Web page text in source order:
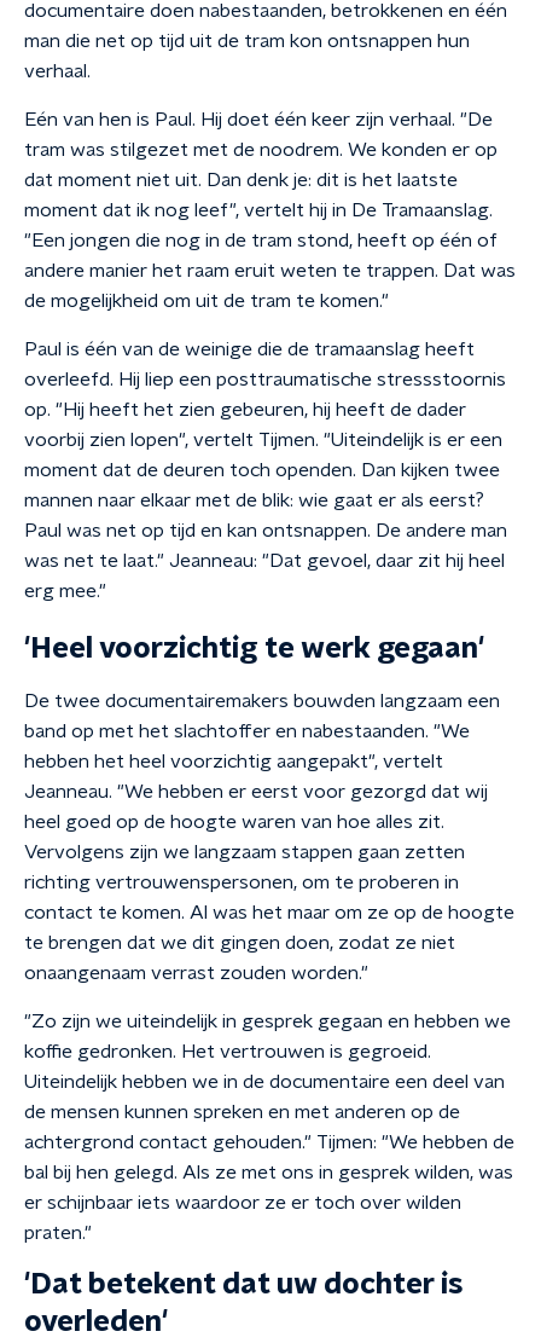
documentaire doen nabestaanden, betrokkenen en één
man die net op tijd uit de tram kon ontsnappen hun
verhaal.
Eén van hen is Paul. Hij doet één keer zijn verhaal. "De
tram was stilgezet met de noodrem. We konden er op
dat moment niet uit. Dan denk je: dit is het laatste
moment dat ik nog leef", vertelt hij in De Tramaanslag.
"Een jongen die nog in de tram stond, heeft op één of
andere manier het raam eruit weten te trappen. Dat was
de mogelijkheid om uit de tram te komen."
Paul is één van de weinige die de tramaanslag heeft
overleefd. Hij liep een posttraumatische stressstoornis
op. "Hij heeft het zien gebeuren, hij heeft de dader
voorbij zien lopen", vertelt Tijmen. "Uiteindelijk is er een
moment dat de deuren toch openden. Dan kijken twee
mannen naar elkaar met de blik: wie gaat er als eerst?
Paul was net op tijd en kan ontsnappen. De andere man
was net te laat." Jeanneau: "Dat gevoel, daar zit hij heel
erg mee."
'Heel voorzichtig te werk gegaan'
De twee documentairemakers bouwden langzaam een
band op met het slachtoffer en nabestaanden. "We
hebben het heel voorzichtig aangepakt", vertelt
Jeanneau. "We hebben er eerst voor gezorgd dat wij
heel goed op de hoogte waren van hoe alles zit.
Vervolgens zijn we langzaam stappen gaan zetten
richting vertrouwenspersonen, om te proberen in
contact te komen. Al was het maar om ze op de hoogte
te brengen dat we dit gingen doen, zodat ze niet
onaangenaam verrast zouden worden."
"Zo zijn we uiteindelijk in gesprek gegaan en hebben we
koffie gedronken. Het vertrouwen is gegroeid.
Uiteindelijk hebben we in de documentaire een deel van
de mensen kunnen spreken en met anderen op de
achtergrond contact gehouden." Tijmen: "We hebben de
bal bij hen gelegd. Als ze met ons in gesprek wilden, was
er schijnbaar iets waardoor ze er toch over wilden
praten."
'Dat betekent dat uw dochter is
overleden'